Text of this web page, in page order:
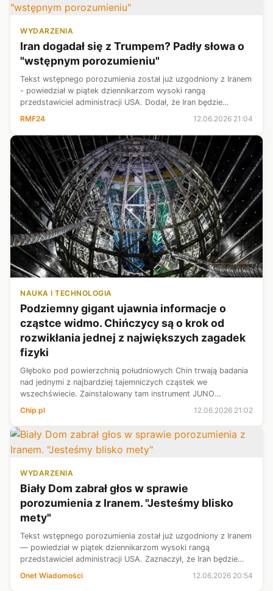
WYDARZENIA
Iran dogadał się z Trumpem? Padły słowa o
"wstępnym porozumieniu"
T​ekst wstępnego porozumienia został już uzgodniony z Iranem
- powiedział w piątek dziennikarzom wysoki rangą
przedstawiciel administracji USA. Dodał, że Iran będzie
otrzymywać gospodarcze korzyści w miarę wdrażania
RMF24 12.06.2026 21:04
NAUKA I TECHNOLOGIA
Podziemny gigant ujawnia informacje o
cząstce widmo. Chińczycy są o krok od
rozwikłania jednej z największych zagadek
fizyki
Głęboko pod powierzchnią południowych Chin trwają badania
nad jednymi z najbardziej tajemniczych cząstek we
wszechświecie. Zainstalowany tam instrument JUNO
(Jiangmen Underground Neutrino Observatory) stanowi
ogromne podziemne laboratorium stworzone ...
Chip.pl 12.06.2026 21:02
WYDARZENIA
Biały Dom zabrał głos w sprawie
porozumienia z Iranem. "Jesteśmy blisko
mety"
Tekst wstępnego porozumienia został już uzgodniony z Iranem
— powiedział w piątek dziennikarzom wysoki rangą
przedstawiciel administracji USA. Zaznaczył, że Iran będzie
otrzymywać gospodarcze korzyści w miarę wdrażania
Onet Wiadomości 12.06.2026 20:54